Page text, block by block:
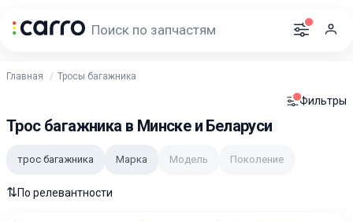
Главная Тросы багажника
Фильтры
Трос багажника в Минске и Беларуси
трос багажника Марка Модель Поколение
⇅По релевантности